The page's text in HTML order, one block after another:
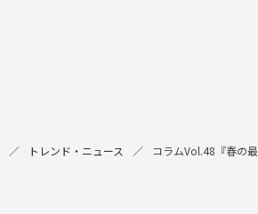
トレンド・ニュース コラムVol.48『春の